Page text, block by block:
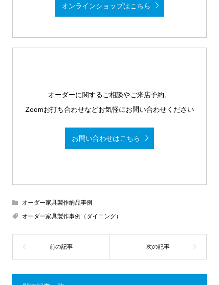
オンラインショップはこちら
オーダーに関するご相談やご来店予約、
Zoomお打ち合わせなどお気軽にお問い合わせください
お問い合わせはこちら
オーダー家具製作納品事例
オーダー家具製作事例（ダイニング）